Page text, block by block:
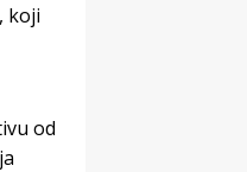
koji
od